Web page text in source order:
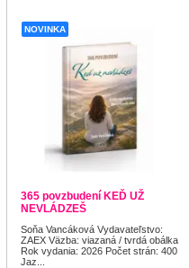
NOVINKA
365 povzbudení KEĎ UŽ
NEVLÁDZEŠ
Soňa Vancáková Vydavateľstvo:
ZAEX Väzba: viazaná / tvrdá obálka
Rok vydania: 2026 Počet strán: 400
Jaz...